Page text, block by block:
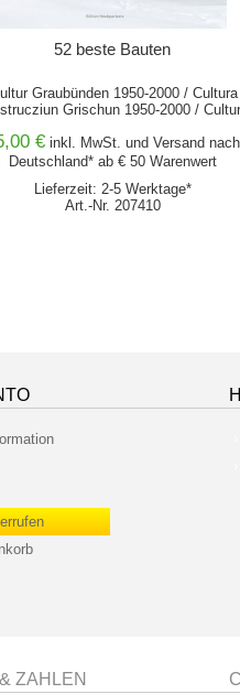
52 beste Bauten
Graubünden 1950-2000 /
Grischun 1950-2000 /
€ inkl. MwSt. und Versand nach
Deutschland* ab € 50 Warenwert
Lieferzeit: 2-5 Werktage*
Art.-Nr. 207410
ZAHLEN